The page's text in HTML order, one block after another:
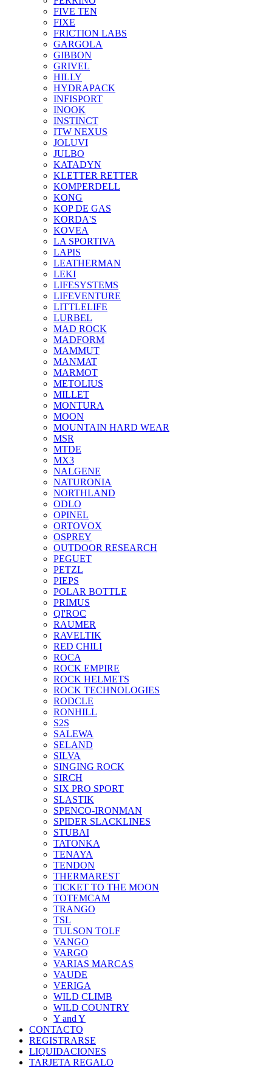
FIVE TEN
FIXE
FRICTION LABS
GARGOLA
GIBBON
GRIVEL
HILLY
HYDRAPACK
INFISPORT
INOOK
INSTINCT
ITW NEXUS
JOLUVI
JULBO
KATADYN
KLETTER RETTER
KOMPERDELL
KONG
KOP DE GAS
KORDA'S
KOVEA
LA SPORTIVA
LAPIS
LEATHERMAN
LEKI
LIFESYSTEMS
LIFEVENTURE
LITTLELIFE
LURBEL
MAD ROCK
MADFORM
MAMMUT
MANMAT
MARMOT
METOLIUS
MILLET
MONTURA
MOON
MOUNTAIN HARD WEAR
MSR
MTDE
MX3
NALGENE
NATURONIA
NORTHLAND
ODLO
OPINEL
ORTOVOX
OSPREY
OUTDOOR RESEARCH
PEGUET
PETZL
PIEPS
POLAR BOTTLE
PRIMUS
QI'ROC
RAUMER
RAVELTIK
RED CHILI
ROCA
ROCK EMPIRE
ROCK HELMETS
ROCK TECHNOLOGIES
RODCLE
RONHILL
S2S
SALEWA
SELAND
SILVA
SINGING ROCK
SIRCH
SIX PRO SPORT
SLASTIK
SPENCO-IRONMAN
SPIDER SLACKLINES
STUBAI
TATONKA
TENAYA
TENDON
THERMAREST
TICKET TO THE MOON
TOTEMCAM
TRANGO
TSL
TULSON TOLF
VANGO
VARGO
VARIAS MARCAS
VAUDE
VERIGA
WILD CLIMB
WILD COUNTRY
Y and Y
CONTACTO
REGISTRARSE
LIQUIDACIONES
TARJETA REGALO